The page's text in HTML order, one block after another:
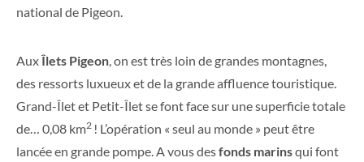
national de Pigeon.
AuxÎlets Pigeon, on est très loin de grandes montagnes,
des ressorts luxueux et de la grande affluence touristique.
Grand-Îlet et Petit-Îlet se font face sur une superficie totale
de… 0,08 km2 ! L’opération « seul au monde » peut être
lancée en grande pompe. A vous desfonds marinsqui font